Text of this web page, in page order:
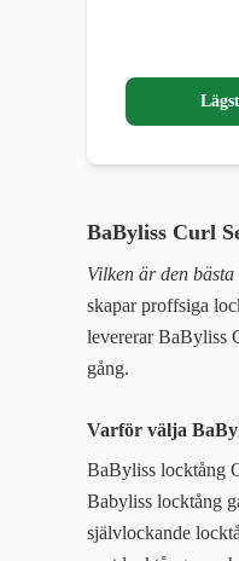
BaByliss Curl
Vilken är den
skapar proffsiga
levererar BaByliss
gång.
Varför välja
BaByliss locktång
Babyliss locktång
självlockande